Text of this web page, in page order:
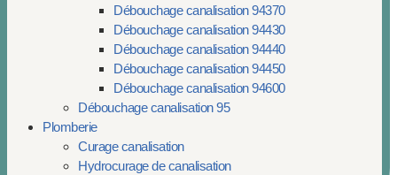
Débouchage canalisation 94370
Débouchage canalisation 94430
Débouchage canalisation 94440
Débouchage canalisation 94450
Débouchage canalisation 94600
Débouchage canalisation 95
Plomberie
Curage canalisation
Hydrocurage de canalisation